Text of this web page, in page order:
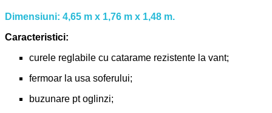
Dimensiuni: 4,65 m x 1,76 m x 1,48 m.
Caracteristici:
curele reglabile cu catarame rezistente la vant;
fermoar la usa soferului;
buzunare pt oglinzi;